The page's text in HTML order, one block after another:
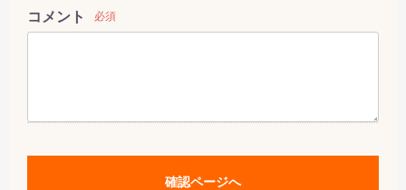
コメント 必須
確認ページへ